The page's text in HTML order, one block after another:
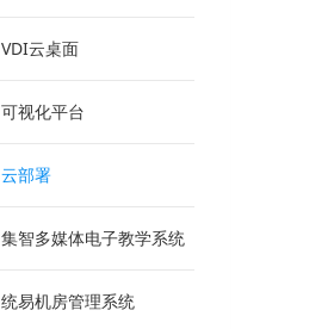
VDI云桌面
可视化平台
云部署
集智多媒体电子教学系统
统易机房管理系统